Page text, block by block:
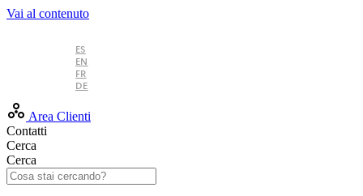
Vai al contenuto
ES
EN
FR
DE
Area Clienti
Contatti
Cerca
Cerca